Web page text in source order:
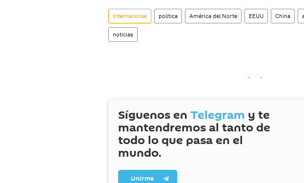
Internacional política América del Norte EEUU China
noticias
Síguenos en Telegram y te
mantendremos al tanto de
todo lo que pasa en el
mundo.
Unirme